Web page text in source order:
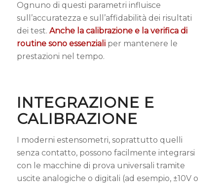
Ognuno di questi parametri influisce
sull’accuratezza e sull’affidabilità dei risultati
dei test. Anche la calibrazione e la verifica di
routine sono essenziali per mantenere le
prestazioni nel tempo.
INTEGRAZIONE E
CALIBRAZIONE
I moderni estensometri, soprattutto quelli
senza contatto, possono facilmente integrarsi
con le macchine di prova universali tramite
uscite analogiche o digitali (ad esempio, ±10V o